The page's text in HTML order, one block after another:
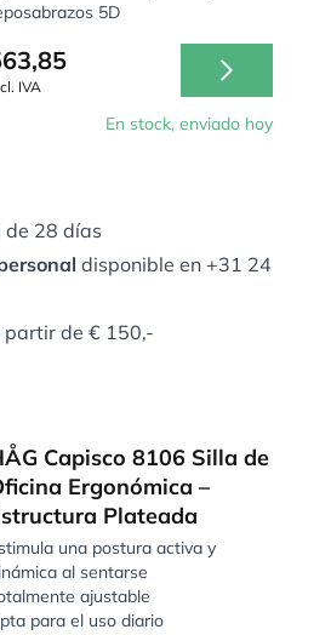
5D
IVA
En stock, enviado hoy
de 28 días
disponible en +31 24
partir de € 150,-
Capisco 8106 Silla de
Ergonómica –
Plateada
una postura activa y
al sentarse
ajustable
para el uso diario